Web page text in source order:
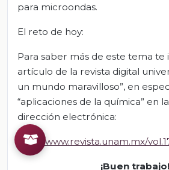
para microondas.
El reto de hoy:
Para saber más de este tema te
artículo de la revista digital
un mundo maravilloso”, en
“aplicaciones de la química” en
dirección electrónica:
http://www.revista.unam.mx/
¡Buen trabajo!